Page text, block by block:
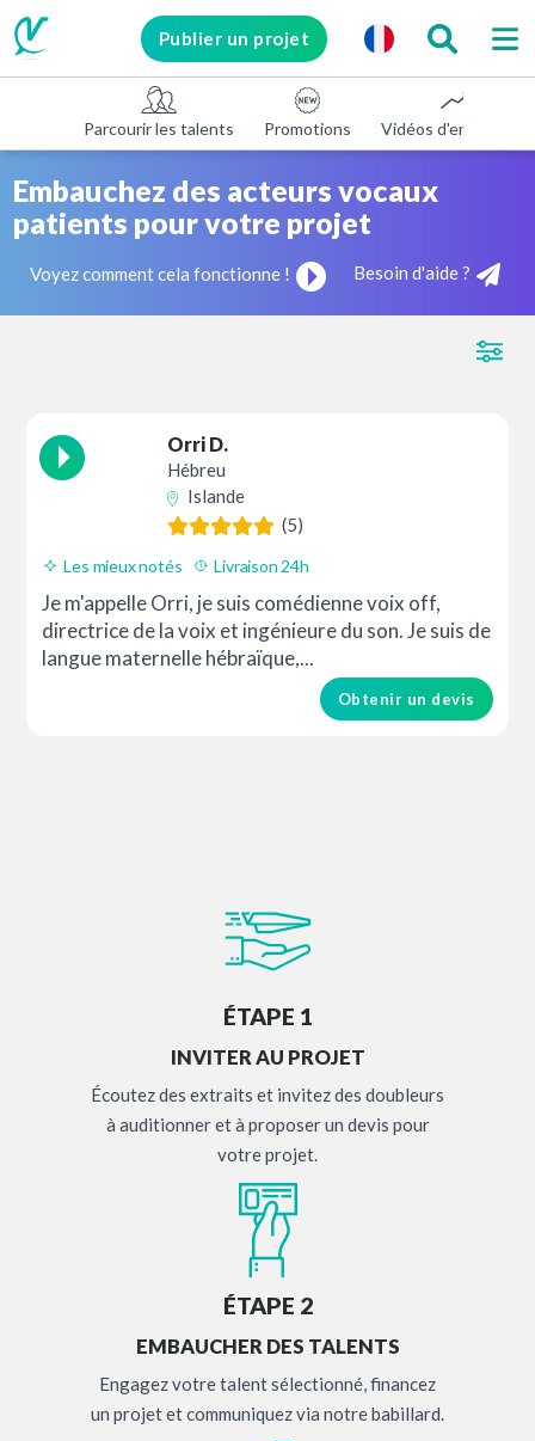
Publier un projet
Parcourir les talents Promotions Vidéos d'entreprise
Embauchez des acteurs vocaux
patients pour votre projet
Voyez comment cela fonctionne ! Besoin d'aide ?
Orri D.
Hébreu
Islande
(5)
Les mieux notés Livraison 24h
Je m'appelle Orri, je suis comédienne voix off,
directrice de la voix et ingénieure du son. Je suis de
langue maternelle hébraïque,...
Obtenir un devis
ÉTAPE 1
INVITER AU PROJET
Écoutez des extraits et invitez des doubleurs
à auditionner et à proposer un devis pour
votre projet.
ÉTAPE 2
EMBAUCHER DES TALENTS
Engagez votre talent sélectionné, financez
un projet et communiquez via notre babillard.